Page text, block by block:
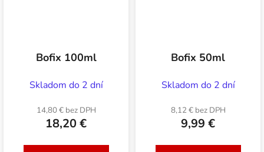
Bofix 100ml
Skladom do 2 dní
14,80 € bez DPH
18,20 €
Bofix 50ml
Skladom do 2 dní
8,12 € bez DPH
9,99 €